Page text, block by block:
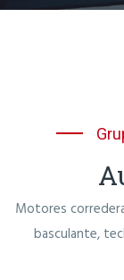
Motores
basculante,